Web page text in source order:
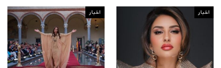
اخبار اخبار